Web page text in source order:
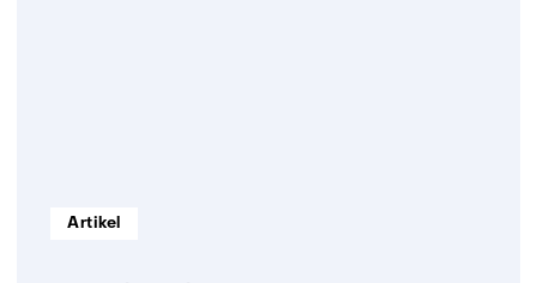
Informatietype:
Artikel